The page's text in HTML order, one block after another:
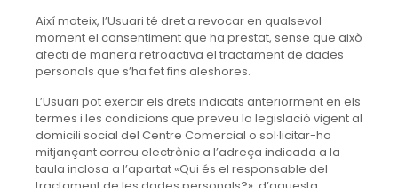
Així mateix, l’Usuari té dret a revocar en qualsevol
moment el consentiment que ha prestat, sense que això
afecti de manera retroactiva el tractament de dades
personals que s’ha fet fins aleshores.
L’Usuari pot exercir els drets indicats anteriorment en els
termes i les condicions que preveu la legislació vigent al
domicili social del Centre Comercial o sol·licitar-ho
mitjançant correu electrònic a l’adreça indicada a la
taula inclosa a l’apartat «Qui és el responsable del